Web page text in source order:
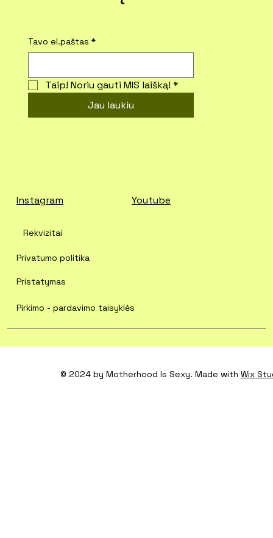
Instagram
Privatumo politika
Pristatymas
Pirkimo - pardavimo taisyklės
Rekvizitai
© 2024 by Motherhood Is Sexy. Made with Wix
Youtube
Tavo el.paštas *
Taip! Noriu gauti MIS laišką! *
Jau laukiu